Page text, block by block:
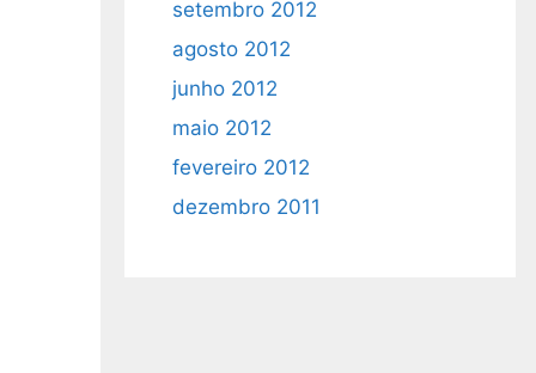
setembro 2012
agosto 2012
junho 2012
maio 2012
fevereiro 2012
dezembro 2011